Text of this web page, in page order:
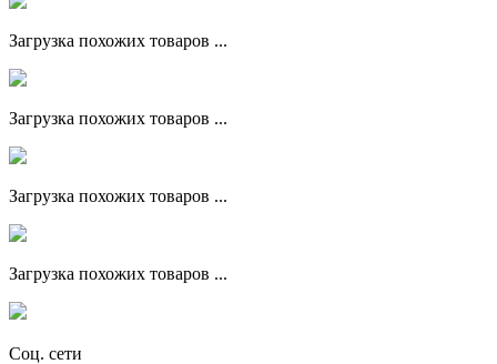
Загрузка похожих товаров ...
Загрузка похожих товаров ...
Загрузка похожих товаров ...
Загрузка похожих товаров ...
Соц. сети